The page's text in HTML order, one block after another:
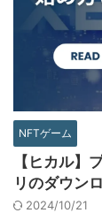
NFTゲーム
【ヒカル】
リのダウン
2024/10/21